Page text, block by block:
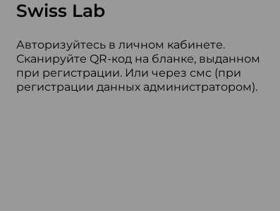
Swiss Lab
Авторизуйтесь в личном кабинете.
Сканируйте QR-код на бланке, выданном
при регистрации. Или через смс (при
регистрации данных администратором).